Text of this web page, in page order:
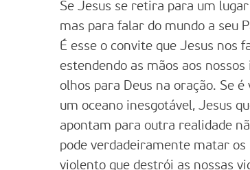
Se Jesus se retira para um
mas para falar do mundo a seu
É esse o convite que Jesus nos
estendendo as mãos aos
olhos para Deus na oração. Se
um oceano inesgotável, Jesus
apontam para outra realidade
pode verdadeiramente matar os
violento que destrói as nossas